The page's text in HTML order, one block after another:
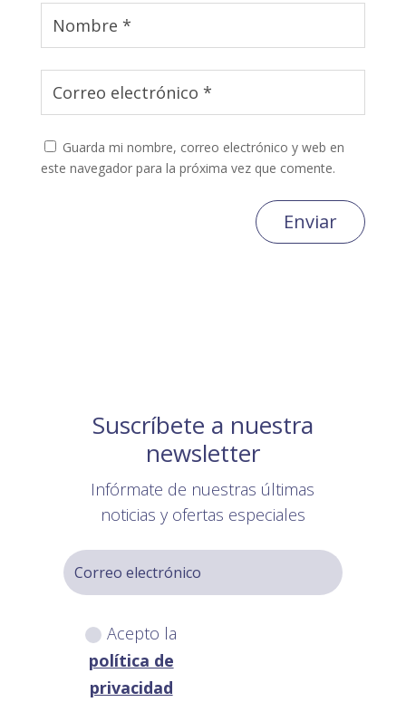
Guarda mi nombre, correo electrónico y web en
este navegador para la próxima vez que comente.
Enviar
Suscríbete a nuestra
newsletter
Infórmate de nuestras últimas
noticias y ofertas especiales
Acepto la
política de
privacidad